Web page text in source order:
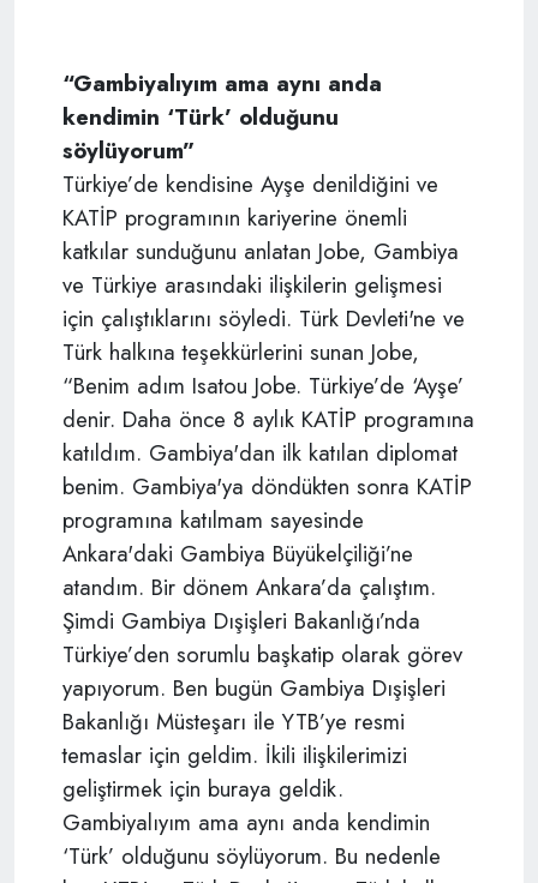
“Gambiyalıyım ama aynı anda
kendimin ‘Türk’ olduğunu
söylüyorum”
Türkiye’de kendisine Ayşe denildiğini ve
KATİP programının kariyerine önemli
katkılar sunduğunu anlatan Jobe, Gambiya
ve Türkiye arasındaki ilişkilerin gelişmesi
için çalıştıklarını söyledi. Türk Devleti'ne ve
Türk halkına teşekkürlerini sunan Jobe,
“Benim adım Isatou Jobe. Türkiye’de ‘Ayşe’
denir. Daha önce 8 aylık KATİP programına
katıldım. Gambiya'dan ilk katılan diplomat
benim. Gambiya'ya döndükten sonra KATİP
programına katılmam sayesinde
Ankara'daki Gambiya Büyükelçiliği’ne
atandım. Bir dönem Ankara’da çalıştım.
Şimdi Gambiya Dışişleri Bakanlığı’nda
Türkiye’den sorumlu başkatip olarak görev
yapıyorum. Ben bugün Gambiya Dışişleri
Bakanlığı Müsteşarı ile YTB’ye resmi
temaslar için geldim. İkili ilişkilerimizi
geliştirmek için buraya geldik.
Gambiyalıyım ama aynı anda kendimin
‘Türk’ olduğunu söylüyorum. Bu nedenle